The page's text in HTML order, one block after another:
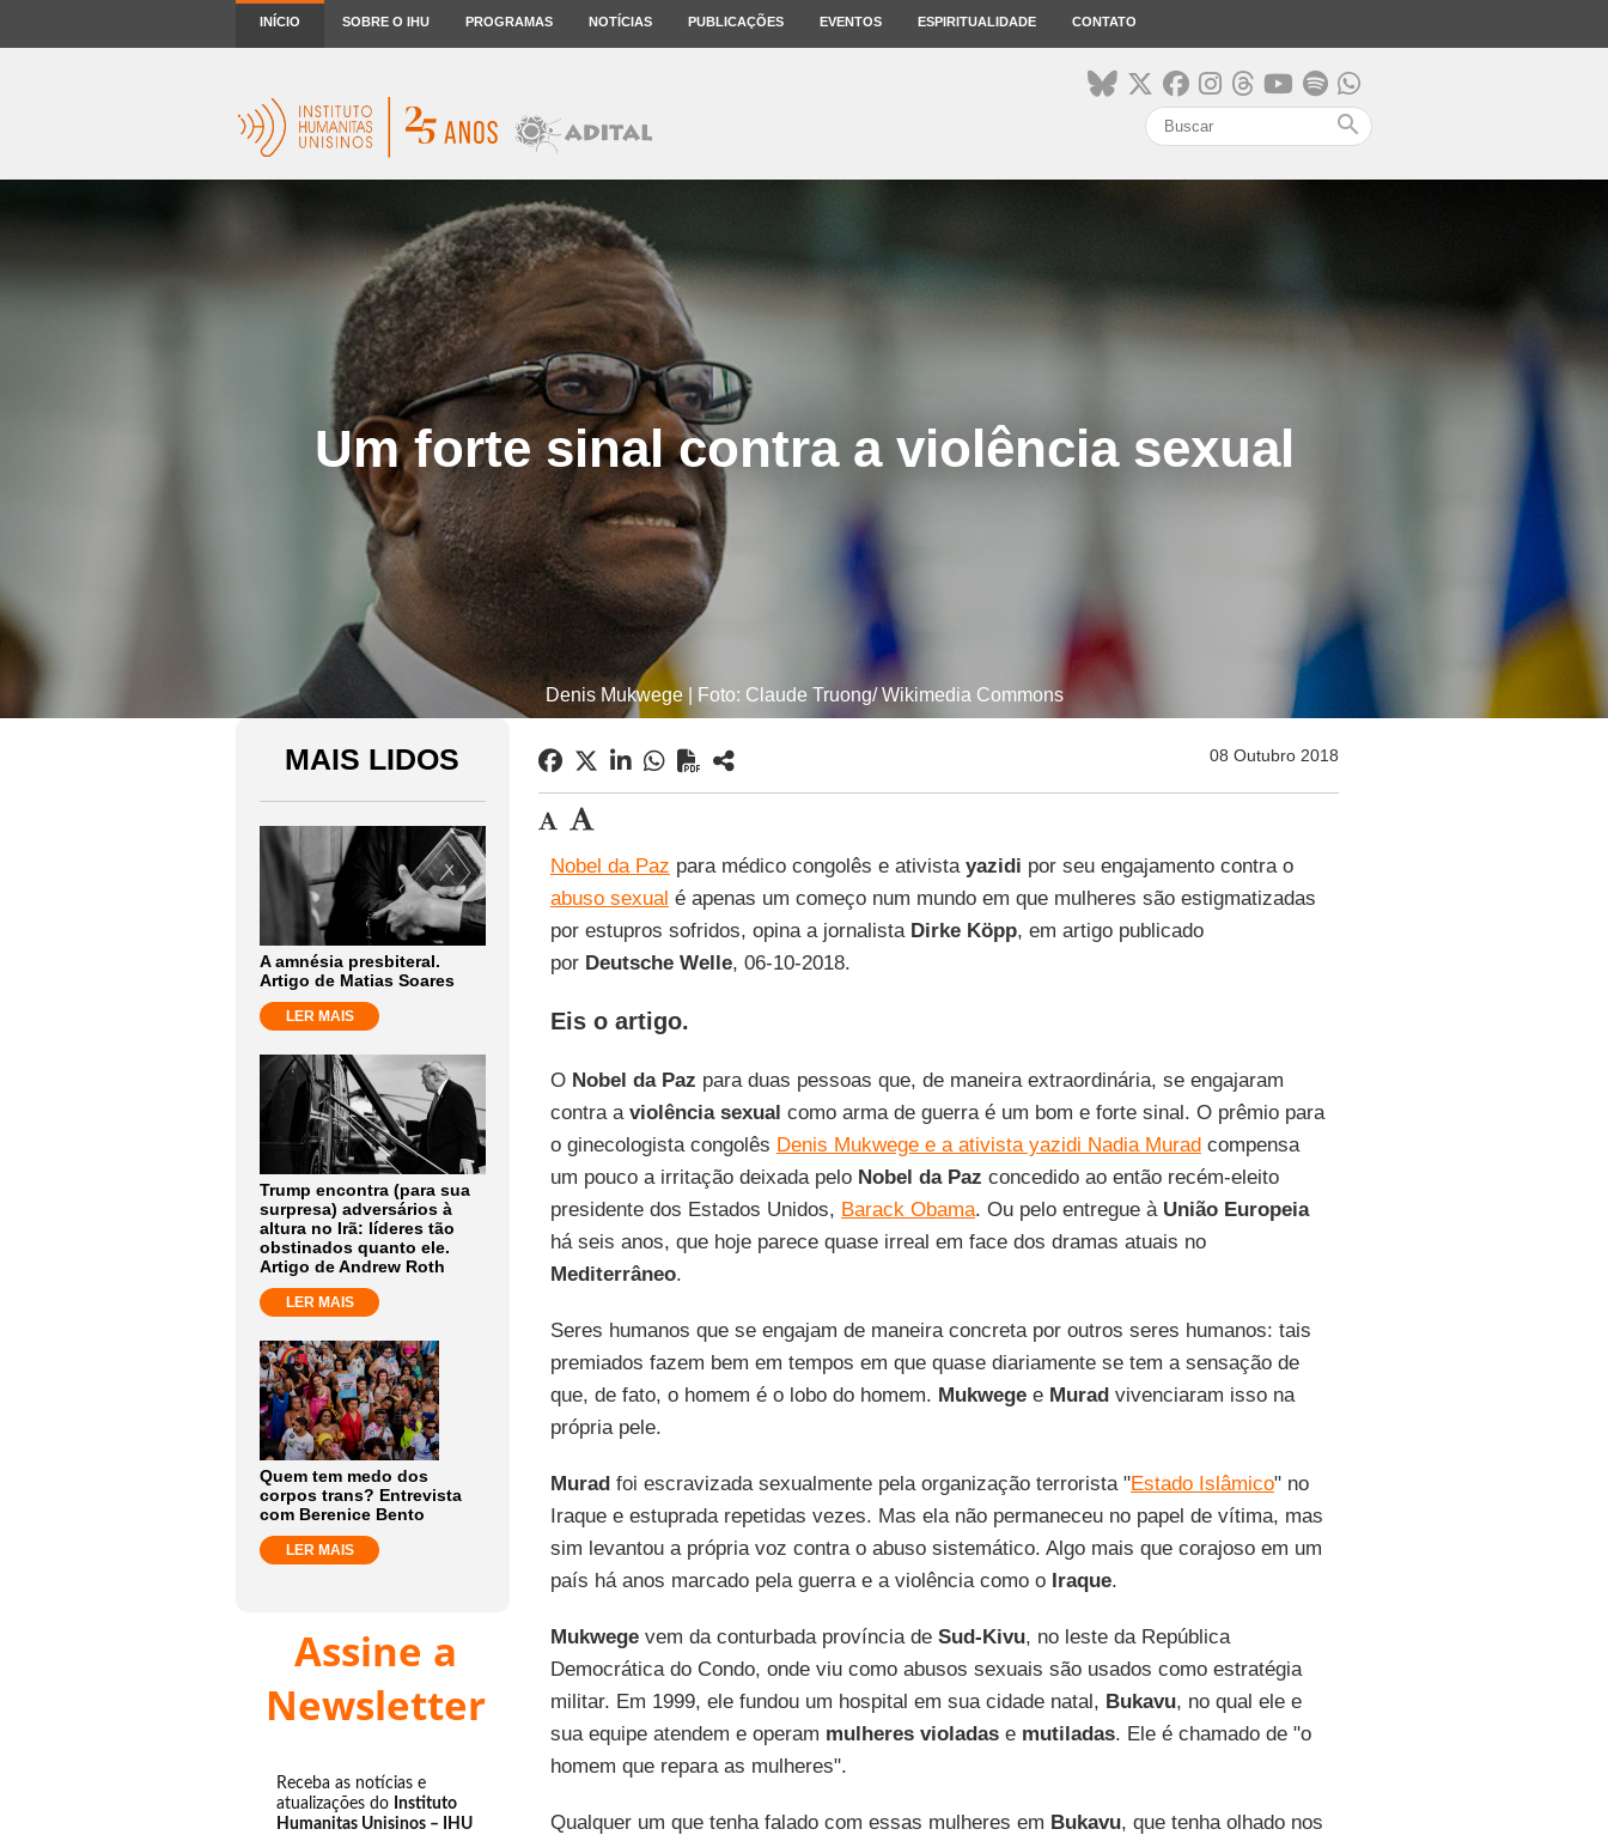
INÍCIO SOBRE O IHU PROGRAMAS NOTÍCIAS PUBLICAÇÕES EVENTOS ESPIRITUALIDADE CONTATO
search
Um forte sinal contra a violência sexual
Denis Mukwege | Foto: Claude Truong/ Wikimedia Commons
MAIS LIDOS
A amnésia presbiteral.
Artigo de Matias Soares
LER MAIS
Trump encontra (para sua
surpresa) adversários à
altura no Irã: líderes tão
obstinados quanto ele.
Artigo de Andrew Roth
LER MAIS
Quem tem medo dos
corpos trans? Entrevista
com Berenice Bento
LER MAIS
Assine a
Newsletter
Receba as notícias e
atualizações do Instituto
Humanitas Unisinos – IHU
08 Outubro 2018
Nobel da Paz para médico congolês e ativista yazidi por seu engajamento contra o
abuso sexual é apenas um começo num mundo em que mulheres são estigmatizadas
por estupros sofridos, opina a jornalista Dirke Köpp, em artigo publicado
por Deutsche Welle, 06-10-2018.
Eis o artigo.
O Nobel da Paz para duas pessoas que, de maneira extraordinária, se engajaram
contra a violência sexual como arma de guerra é um bom e forte sinal. O prêmio para
o ginecologista congolês Denis Mukwege e a ativista yazidi Nadia Muradcompensa
um pouco a irritação deixada pelo Nobel da Paz concedido ao então recém-eleito
presidente dos Estados Unidos, Barack Obama. Ou pelo entregue à União Europeia
há seis anos, que hoje parece quase irreal em face dos dramas atuais no
Mediterrâneo.
Seres humanos que se engajam de maneira concreta por outros seres humanos: tais
premiados fazem bem em tempos em que quase diariamente se tem a sensação de
que, de fato, o homem é o lobo do homem. Mukwegee Muradvivenciaram isso na
própria pele.
Muradfoi escravizada sexualmente pela organização terrorista "Estado Islâmico" no
Iraque e estuprada repetidas vezes. Mas ela não permaneceu no papel de vítima, mas
sim levantou a própria voz contra o abuso sistemático. Algo mais que corajoso em um
país há anos marcado pela guerra e a violência como o Iraque.
Mukwegevem da conturbada província de Sud-Kivu, no leste da República
Democrática do Condo, onde viu como abusos sexuais são usados como estratégia
militar. Em 1999, ele fundou um hospital em sua cidade natal, Bukavu, no qual ele e
sua equipe atendem e operam mulheres violadas emutiladas. Ele é chamado de "o
homem que repara as mulheres".
Qualquer um que tenha falado com essas mulheres em Bukavu, que tenha olhado nos